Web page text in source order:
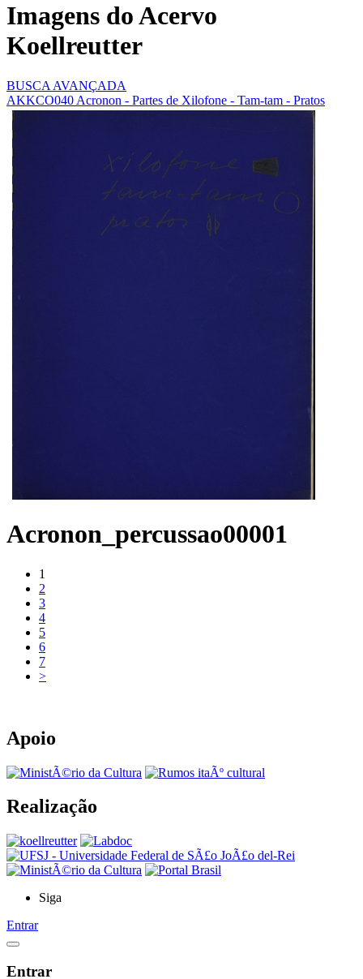
Imagens do Acervo
Koellreutter
BUSCA AVANÇADA
AKKCO040 Acronon - Partes de Xilofone - Tam-tam - Pratos
Acronon_percussao00001
1
2
3
4
5
6
7
>
Apoio
Realização
Siga
Entrar
Entrar